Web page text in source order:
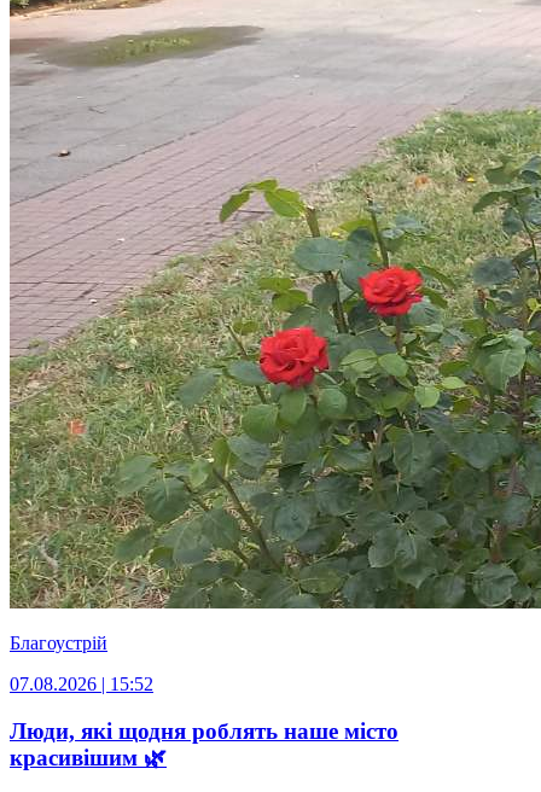
Благоустрій
07.08.2026 | 15:52
Люди, які щодня роблять наше місто
красивішим 🌿